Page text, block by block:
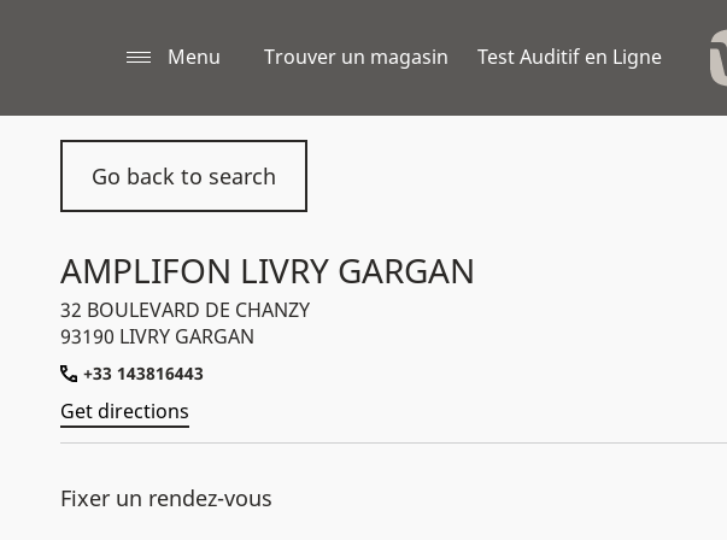
Menu Trouver un magasin Test Auditif en Ligne
Go back to search
AMPLIFON LIVRY GARGAN
32 BOULEVARD DE CHANZY
93190 LIVRY GARGAN
+33 143816443
Get directions
Fixer un rendez-vous